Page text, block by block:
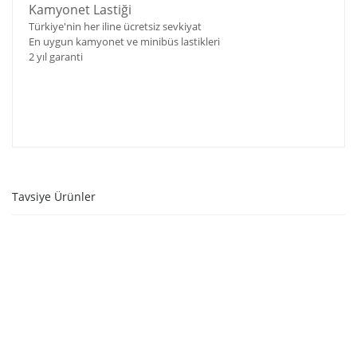
Kamyonet Lastiği
Türkiye'nin her iline ücretsiz sevkiyat
En uygun kamyonet ve minibüs lastikleri
2 yıl garanti
Tavsiye Ürünler